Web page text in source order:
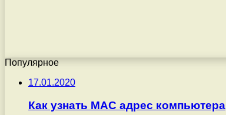
Популярное
17.01.2020
Как узнать MAC адрес компьютера